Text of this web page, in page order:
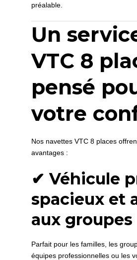
préalable.
Un
VTC 8
pensé
votre
Nos navettes VTC 8 places
avantages :
✔ Véhicule
spacieux et
aux groupes
Parfait pour les familles, les
équipes professionnelles ou les